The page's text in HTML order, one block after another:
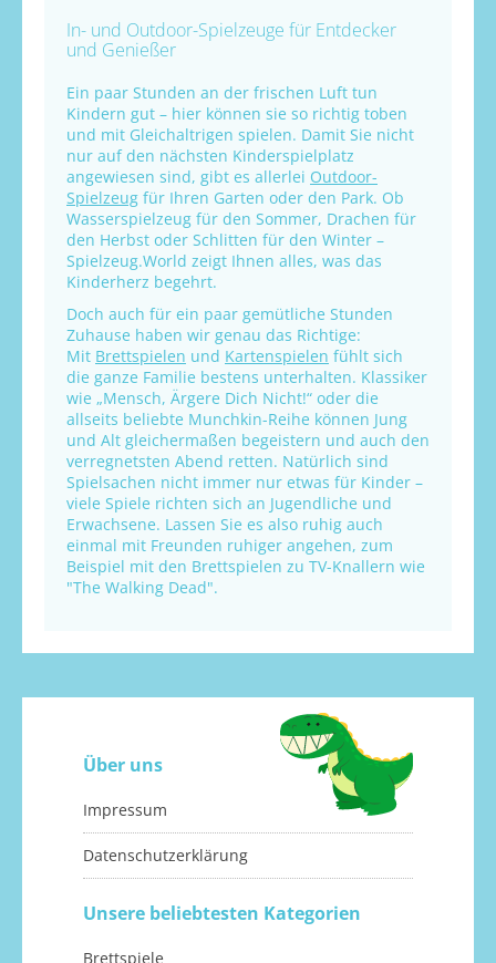
In- und Outdoor-Spielzeuge für Entdecker
und Genießer
Ein paar Stunden an der frischen Luft tun
Kindern gut – hier können sie so richtig toben
und mit Gleichaltrigen spielen. Damit Sie nicht
nur auf den nächsten Kinderspielplatz
angewiesen sind, gibt es allerlei Outdoor-
Spielzeug für Ihren Garten oder den Park. Ob
Wasserspielzeug für den Sommer, Drachen für
den Herbst oder Schlitten für den Winter –
Spielzeug.World zeigt Ihnen alles, was das
Kinderherz begehrt.
Doch auch für ein paar gemütliche Stunden
Zuhause haben wir genau das Richtige:
Mit Brettspielen und Kartenspielen fühlt sich
die ganze Familie bestens unterhalten. Klassiker
wie „Mensch, Ärgere Dich Nicht!“ oder die
allseits beliebte Munchkin-Reihe können Jung
und Alt gleichermaßen begeistern und auch den
verregnetsten Abend retten. Natürlich sind
Spielsachen nicht immer nur etwas für Kinder –
viele Spiele richten sich an Jugendliche und
Erwachsene. Lassen Sie es also ruhig auch
einmal mit Freunden ruhiger angehen, zum
Beispiel mit den Brettspielen zu TV-Knallern wie
"The Walking Dead".
Über uns
Impressum
Datenschutzerklärung
Unsere beliebtesten Kategorien
Brettspiele